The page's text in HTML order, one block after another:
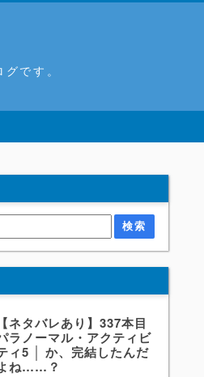
です。
【ネタバレあり】337本目
ラノーマル・アクティビ
ィ5 │ か、完結したんだ
ね……？